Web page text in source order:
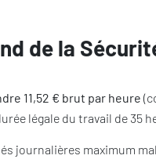
de la
11,52 € brut par heure
légale du travail de 35
journalières maximum